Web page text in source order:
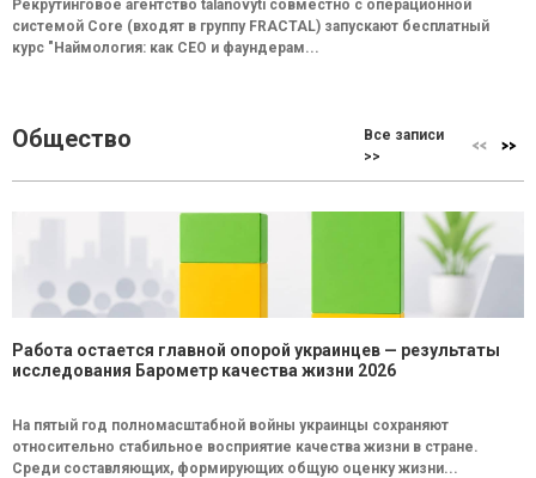
Рекрутинговое агентство talanovyti совместно с операционной
системой Core (входят в группу FRACTAL) запускают бесплатный
курс "Наймология: как СEO и фаундерам...
Общество
Все записи
>>
Работа остается главной опорой украинцев — результаты
исследования Барометр качества жизни 2026
На пятый год полномасштабной войны украинцы сохраняют
относительно стабильное восприятие качества жизни в стране.
Среди составляющих, формирующих общую оценку жизни...